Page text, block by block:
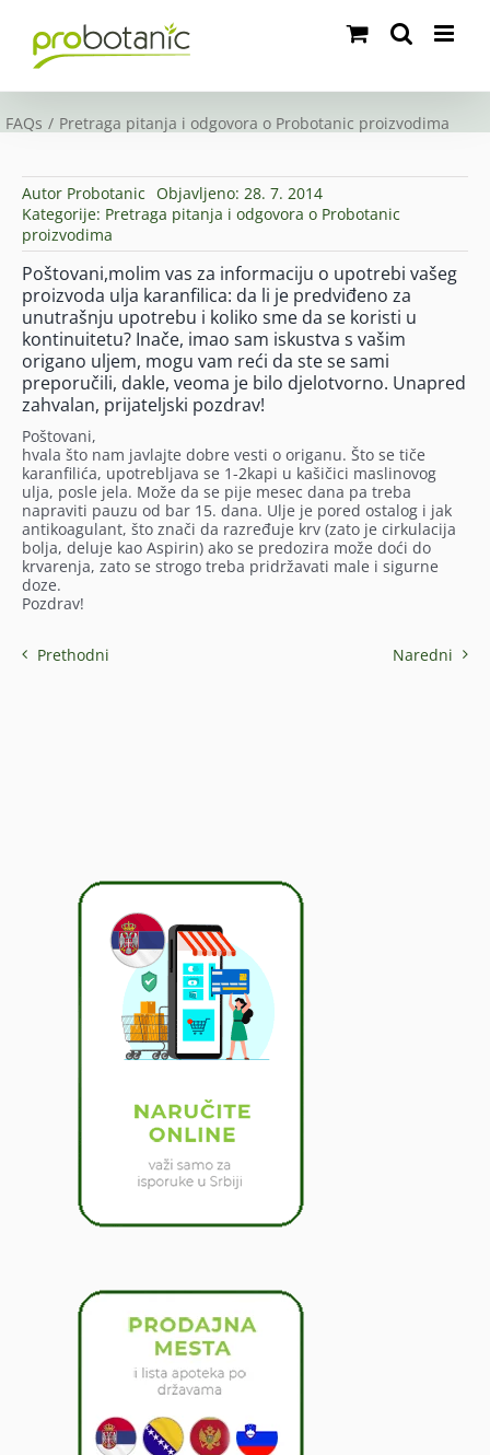
content
FAQs Pretraga pitanja i odgovora o Probotanic proizvodima
Autor Probotanic Objavljeno: 28. 7. 2014
Kategorije: Pretraga pitanja i odgovora o Probotanic
proizvodima
Poštovani,molim vas za informaciju o upotrebi vašeg
proizvoda ulja karanfilica: da li je predviđeno za
unutrašnju upotrebu i koliko sme da se koristi u
kontinuitetu? Inače, imao sam iskustva s vašim
origano uljem, mogu vam reći da ste se sami
preporučili, dakle, veoma je bilo djelotvorno. Unapred
zahvalan, prijateljski pozdrav!
Poštovani,
hvala što nam javlajte dobre vesti o origanu. Što se tiče
karanfilića, upotrebljava se 1-2kapi u kašičici maslinovog
ulja, posle jela. Može da se pije mesec dana pa treba
napraviti pauzu od bar 15. dana. Ulje je pored ostalog i jak
antikoagulant, što znači da razređuje krv (zato je cirkulacija
bolja, deluje kao Aspirin) ako se predozira može doći do
krvarenja, zato se strogo treba pridržavati male i sigurne
doze.
Pozdrav!
Prethodni Naredni